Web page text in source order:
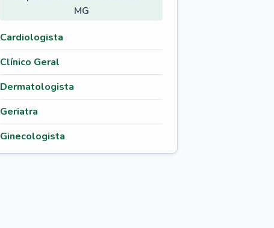
MG
Cardiologista
Clínico Geral
Dermatologista
Geriatra
Ginecologista